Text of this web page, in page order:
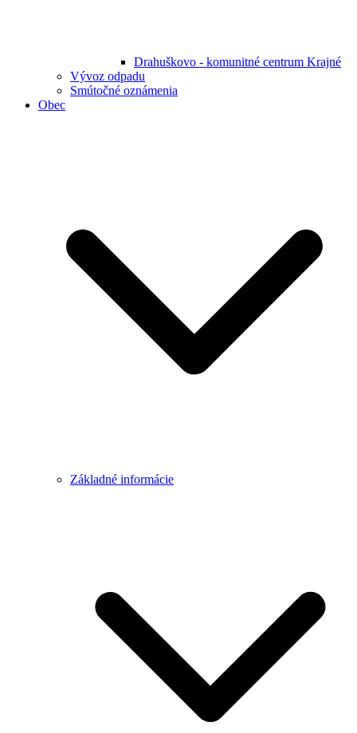
Drahuškovo - komunitné centrum Krajné
Vývoz odpadu
Smútočné oznámenia
Obec
Základné informácie